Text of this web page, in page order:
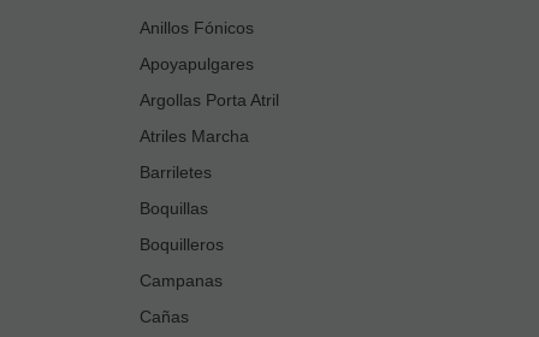
Anillos Fónicos
Apoyapulgares
Argollas Porta Atril
Atriles Marcha
Barriletes
Boquillas
Boquilleros
Campanas
Cañas